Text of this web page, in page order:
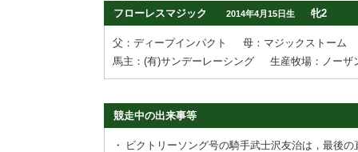
フローレスマジック
2014年4月15日生 牝2
父：ディープインパクト
母：マジックストーム
馬主：(有)サンデーレーシング
生産牧場：ノーザ
競走中の出来事等
・ ビクトリーソング号の騎手武士沢友治は，最後